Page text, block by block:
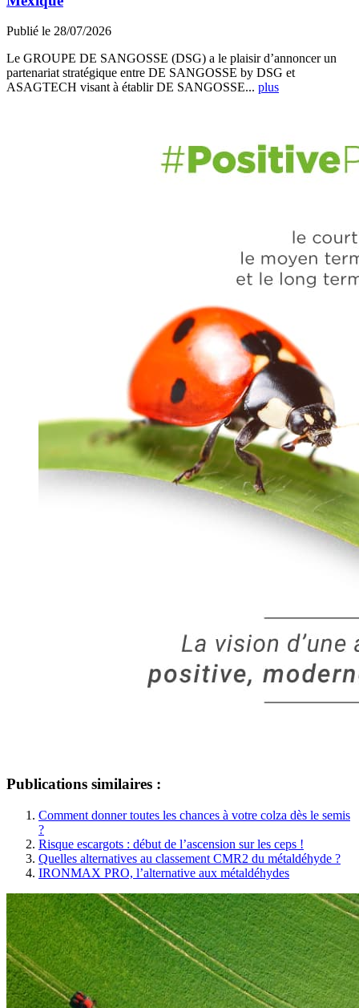
Publié le 28/07/2026
Le GROUPE DE SANGOSSE (DSG) a le plaisir d’annoncer un
partenariat stratégique entre DE SANGOSSE by DSG et
ASAGTECH visant à établir DE SANGOSSE... plus
Publications similaires :
Comment donner toutes les chances à votre colza dès le semis
?
Risque escargots : début de l’ascension sur les ceps !
Quelles alternatives au classement CMR2 du métaldéhyde ?
IRONMAX PRO, l’alternative aux métaldéhydes